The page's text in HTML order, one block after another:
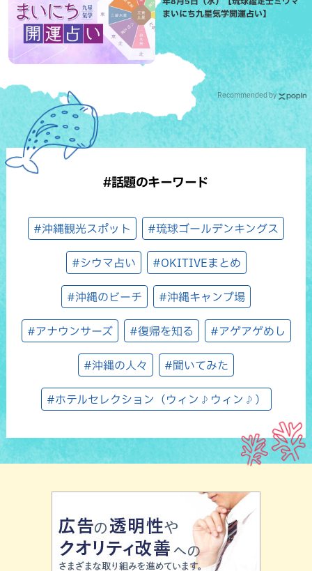
まいにち九星気学開運占い】
Recommended by
#話題のキーワード
#沖縄観光スポット #琉球ゴールデンキングス
#シウマ占い #OKITIVEまとめ
#沖縄のビーチ #沖縄キャンプ場
#アナウンサーズ #復帰を知る #アゲアゲめし
#沖縄の人々 #聞いてみた
#ホテルセレクション（ウィン♪ウィン♪）